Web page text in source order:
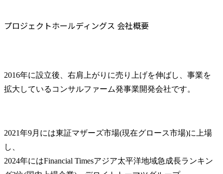
プロジェクトホールディングス 会社概要
2016年に設立後、右肩上がりに売り上げを伸ばし、事業を
拡大しているコンサルファーム発事業開発会社です。
2021年9月には東証マザーズ市場(現在グロース市場)に上場
し、
2024年にはFinancial Timesアジア太平洋地域急成長ランキン